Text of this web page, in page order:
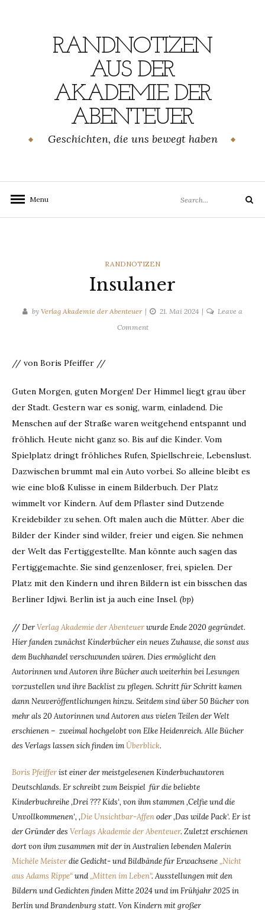
RANDNOTIZEN
AUS DER
AKADEMIE DER
ABENTEUER
Geschichten, die uns bewegt haben
Menu
for:
Search
CATEGORIES
RANDNOTIZEN
Insulaner
by Verlag Akademie der Abenteuer 21. Mai 2024
Leave a
Commenton
// von Boris Pfeiffer //
Guten Morgen, guten Morgen! Der Himmel liegt grau über
der Stadt. Gestern war es sonig, warm, einladend. Die
Menschen auf der Straße waren weitgehend entspannt und
fröhlich. Heute nicht ganz so. Bis auf die Kinder. Vom
Spielplatz dringt fröhliches Rufen, Spiellschreie, Lebenslust.
Dazwischen brummt mal ein Auto vorbei. So alleine bleibt es
wie eine bloß Kulisse in einem Bilderbuch. Der Platz
wimmelt vor Kindern. Auf dem Pflaster sind Dutzende
Kreidebilder zu sehen. Oft malen auch die Mütter. Aber die
Bilder der Kinder sind wilder, freier und eigen. Sie nehmen
der Welt das Fertiggestellte. Man könnte auch sagen das
Fertiggemachte. Sie sind genzenloser, frei, spielen. Der
Platz mit den Kindern und ihren Bildern ist ein bisschen das
Berliner Idjwi. Berlin ist ja auch eine Insel. (bp)
//DerVerlag Akademie der Abenteuerwurde Ende 2020 gegründet.
Hier fanden zunächst Kinderbücher ein neues Zuhause, die sonst aus
dem Buchhandel verschwunden wären. Dies ermöglicht den
Autorinnen und Autoren ihre Bücher auch weiterhin bei Lesungen
vorzustellen und ihre Backlist zu pflegen. Schritt für Schritt kamen
dann Neuveröffentlichungen hinzu. Seitdem sind über 50 Bücher von
mehr als 20 Autorinnen und Autoren aus vielen Teilen der Welt
erschienen – zweimal hochgelobt von Elke Heidenreich. Alle Bücher
des Verlags lassen sich finden imÜberblick.
Boris Pfeifferist einer der meistgelesenen Kinderbuchautoren
Deutschlands. Er schreibt zum Beispiel für die beliebte
Kinderbuchreihe ‚Drei ??? Kids‘, von ihm stammen ‚Celfie und die
Unvollkommenen‘, ‚Die Unsichtbar-Affenoder ‚Das wilde Pack‘. Er ist
der Gründer des Verlags Akademie der Abenteuer. Zuletzt erschienen
dort von ihm zusammen mit der in Australien lebenden Malerin
Michèle Meisterdie Gedicht- und Bildbände für Erwachsene„Nicht
aus Adams Rippe“und„Mitten im Leben“. Ausstellungen mit den
Bildern und Gedichten finden Mitte 2024 und im Frühjahr 2025 in
Berlin und Brandenburg statt. Von Kindern mit großer